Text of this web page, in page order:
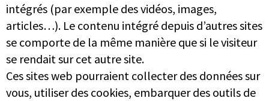
intégrés (par exemple des vidéos, images,
articles…). Le contenu intégré depuis d’autres sites
se comporte de la même manière que si le visiteur
se rendait sur cet autre site.
Ces sites web pourraient collecter des données sur
vous, utiliser des cookies, embarquer des outils de